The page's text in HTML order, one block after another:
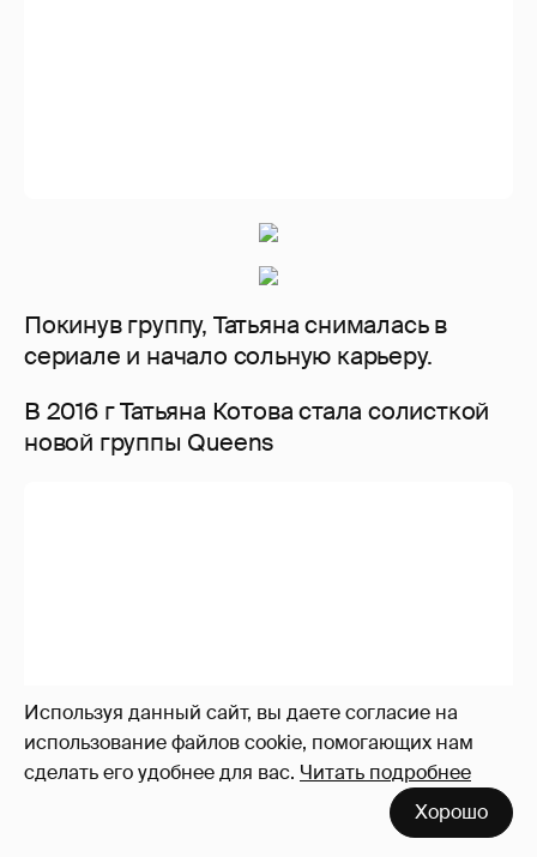
Используя данный сайт, вы даете согласие на
использование файлов cookie, помогающих нам
сделать его удобнее для вас. Читать подробнее
Хорошо
Экс-«ВИА Гра» Татьяна Найник продала
все, что имела, чтобы побороть тяжелую